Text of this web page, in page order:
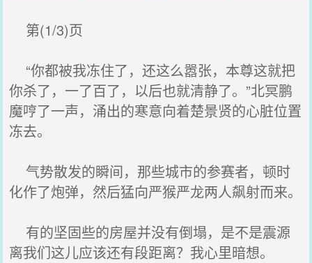
第(1/3)页
“你都被我冻住了，还这么嚣张，本尊这就把
你杀了，一了百了，以后也就清静了。”北冥鹏
魔哼了一声，涌出的寒意向着楚景贤的心脏位置
冻去。
气势散发的瞬间，那些城市的参赛者，顿时
化作了炮弹，然后猛向严猴严龙两人飙射而来。
有的坚固些的房屋并没有倒塌，是不是震源
离我们这儿应该还有段距离？我心里暗想。